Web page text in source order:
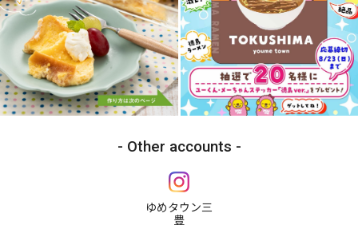
Other accounts
ゆめタウン三
豊